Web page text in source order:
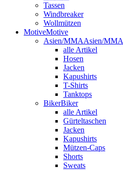
Tassen
Windbreaker
Wollmützen
MotiveMotive
Asien/MMAAsien/MMA
alle Artikel
Hosen
Jacken
Kapushirts
T-Shirts
Tanktops
BikerBiker
alle Artikel
Gürteltaschen
Jacken
Kapushirts
Mützen-Caps
Shorts
Sweats